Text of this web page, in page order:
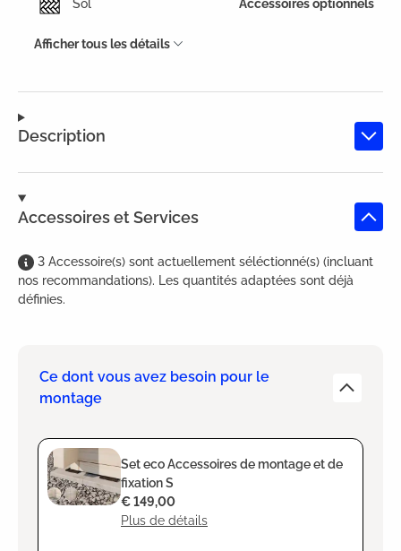
Description
Accessoires et Services
3 Accessoire(s) sont actuellement séléctionné(s) (incluant
nos recommandations). Les quantités adaptées sont déjà
définies.
Ce dont vous avez besoin pour le
montage
Set eco Accessoires de montage et de
fixation S
Plus de détails
€ 149,00
Sol Accessoires optionnels
Afficher tous les détails